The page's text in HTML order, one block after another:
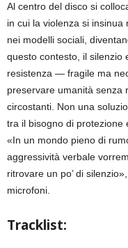
Al centro del disco si
in cui la violenza si
nei modelli sociali,
questo contesto, il silenzio
resistenza — fragile ma
preservare umanità senza
circostanti. Non una
tra il bisogno di protezione
«In un mondo pieno di
aggressività verbale
ritrovare un po’ di
microfoni.
Tracklist: